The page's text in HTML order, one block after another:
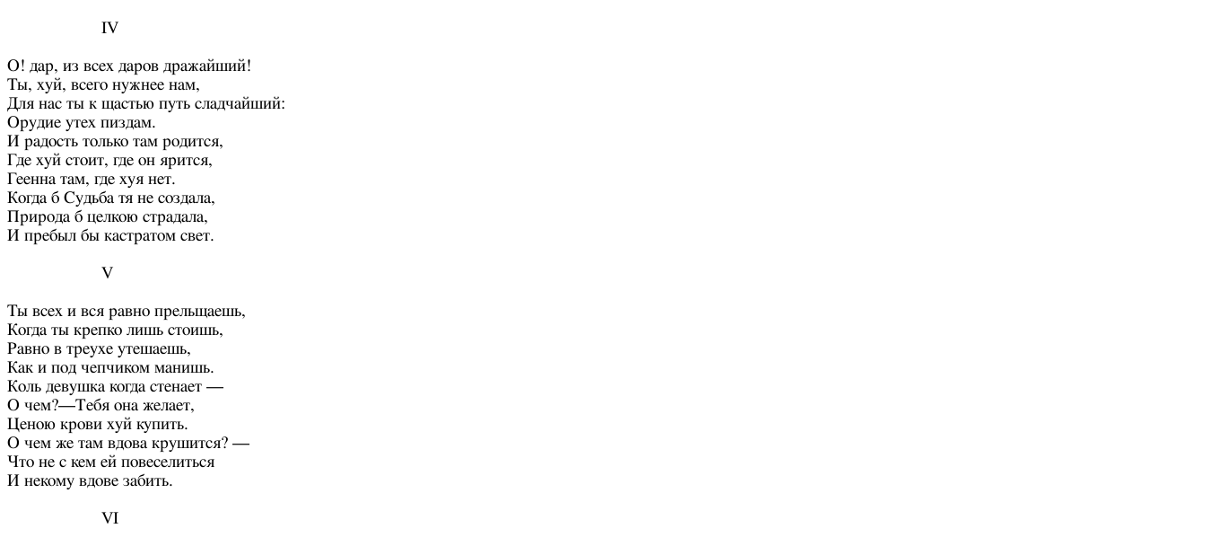
IV
О! дар, из всех даров дражайший!
Ты, хуй, всего нужнее нам,
Для нас ты к щастью путь сладчайший:
Орудие утех пиздам.
И радость только там родится,
Где хуй стоит, где он ярится,
Геенна там, где хуя нет.
Когда б Судьба тя не создала,
Природа б целкою страдала,
И пребыл бы кастратом свет.
V
Ты всех и вся равно прельщаешь,
Когда ты крепко лишь стоишь,
Равно в треухе утешаешь,
Как и под чепчиком манишь.
Коль девушка когда стенает —
О чем?—Тебя она желает,
Ценою крови хуй купить.
О чем же там вдова крушится? —
Что не с кем ей повеселиться
И некому вдове забить.
VI